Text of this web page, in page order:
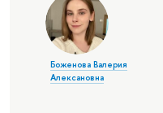
Боженова Валерия
Алексановна